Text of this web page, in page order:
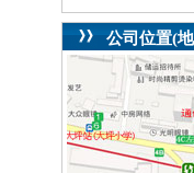
公司位置(